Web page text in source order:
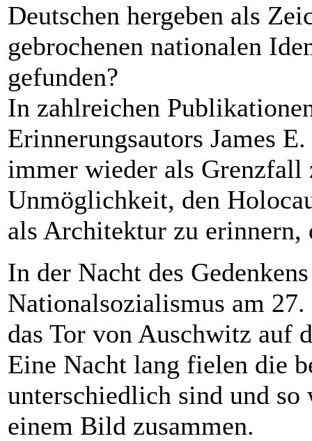
Deutschen hergeben als
gebrochenen nationalen
gefunden?
In zahlreichen
Erinnerungsautors James
immer wieder als
Unmöglichkeit, den
als Architektur zu erinnern,
In der Nacht des
Nationalsozialismus am
das Tor von Auschwitz auf
Eine Nacht lang fielen die
unterschiedlich sind und
einem Bild zusammen.